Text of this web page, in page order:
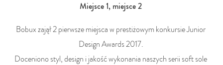
Miejsce 1, miejsce 2
Bobux zajął 2 pierwsze miejsca w prestiżowym konkursie Junior
Design Awards 2017.
Doceniono styl, design i jakość wykonania naszych serii soft sole